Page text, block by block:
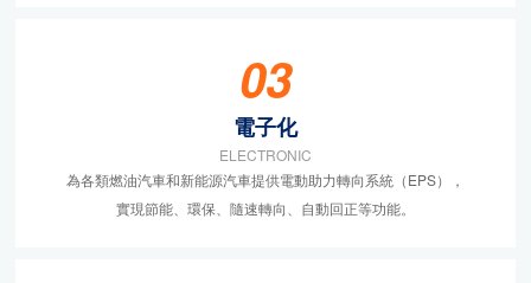
03
電子化
ELECTRONIC
為各類燃油汽車和新能源汽車提供電動助力轉向系統（EPS），
實現節能、環保、隨速轉向、自動回正等功能。